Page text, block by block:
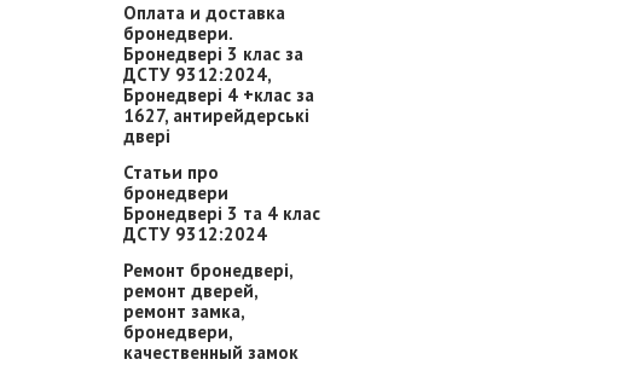
Оплата и доставка
бронедвери.
Бронедвері 3 клас за
ДСТУ 9312:2024,
Бронедвері 4 +клас за
1627, антирейдерські
двері
Статьи про
бронедвери
Бронедвері 3 та 4 клас
ДСТУ 9312:2024
Ремонт бронедвері,
ремонт дверей,
ремонт замка,
бронедвери,
качественный замок